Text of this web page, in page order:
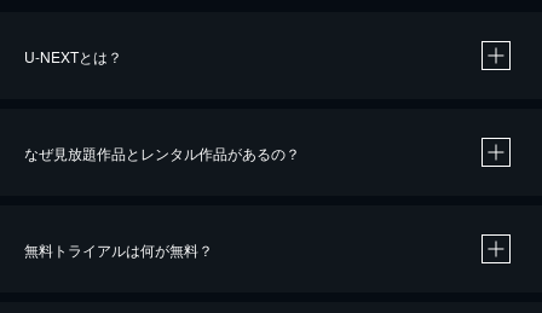
U-NEXTとは？
なぜ見放題作品とレンタル作品があるの？
無料トライアルは何が無料？